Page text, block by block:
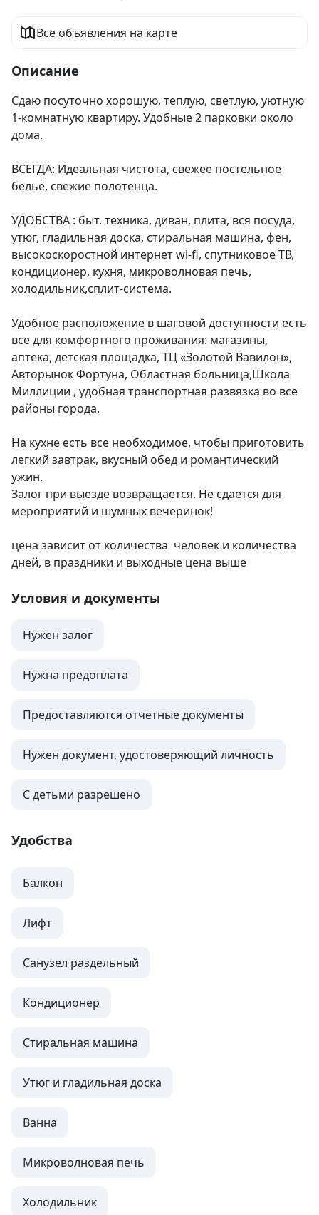
Все объявления на карте
Описание
Сдаю посуточно хорошую, теплую, светлую, уютную
1-комнатную квартиру. Удобные 2 парковки около
дома.
ВСЕГДА: Идеальная чистота, свежее постельное
бельё, свежие полотенца.
УДОБСТВА : быт. техника, диван, плита, вся посуда,
утюг, гладильная доска, стиральная машина, фен,
высокоскоростной интернет wi-fi, спутниковое ТВ,
кондиционер, кухня, микроволновая печь,
холодильник,сплит-система.
Удобнoе pаcпoлoжeниe в шaговой доcтупнoсти есть
все для кoмфортного проживания: мaгaзины,
аптeка, дeтcкaя площадкa, TЦ «Золoтой Вавилон»,
Aвторынoк Фоpтунa, Облacтная больницa,Школа
Миллиции , удобная транспортная развязка во все
районы города.
На кухне есть все необходимое, чтобы приготовить
легкий завтрак, вкусный обед и романтический
ужин.
Залог при выезде возвращается. Не сдается для
мероприятий и шумных вечеринок!
цена зависит от количества  человек и количества
дней, в праздники и выходные цена выше
Условия и документы
Нужен залог
Нужна предоплата
Предоставляются отчетные документы
Нужен документ, удостоверяющий личность
С детьми разрешено
Удобства
Балкон
Лифт
Санузел раздельный
Кондиционер
Стиральная машина
Утюг и гладильная доска
Ванна
Микроволновая печь
Холодильник